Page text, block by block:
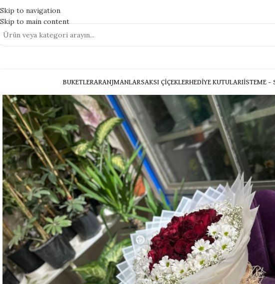
Skip to navigation
Skip to main content
BUKETLERARANJMANLARSAKSI ÇIÇEKLERHEDIYE KUTULARIİSTEME –